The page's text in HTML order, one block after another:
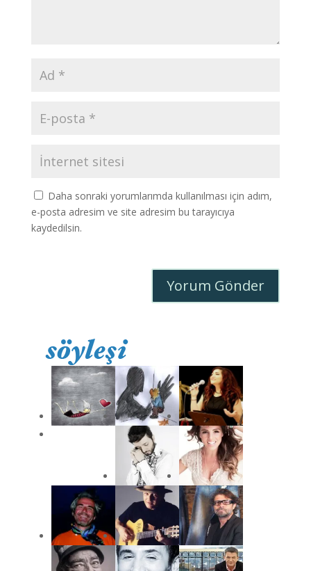
Daha sonraki yorumlarımda kullanılması için adım,
e-posta adresim ve site adresim bu tarayıcıya
kaydedilsin.